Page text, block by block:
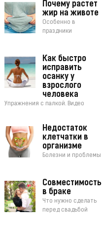
Почему растет
жир на животе
Особенно в
праздники
Как быстро
исправить
осанку у
взрослого
человека
Упражнения с палкой. Видео
Недостаток
клетчатки в
организме
Болезни и проблемы
Совместимость
в браке
Что нужно сделать
перед свадьбой